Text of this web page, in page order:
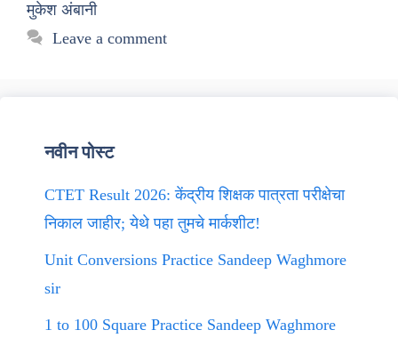
मुकेश अंबानी
Leave a comment
नवीन पोस्ट
CTET Result 2026: केंद्रीय शिक्षक पात्रता परीक्षेचा
निकाल जाहीर; येथे पहा तुमचे मार्कशीट!
Unit Conversions Practice Sandeep Waghmore
sir
1 to 100 Square Practice Sandeep Waghmore